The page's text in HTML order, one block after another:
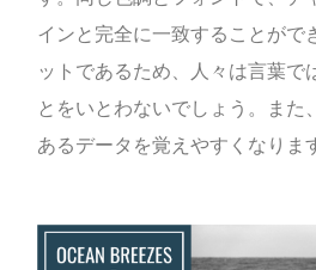
インと完全に一致することがで
ットであるため、人々は言葉で
とをいとわないでしょう。また
あるデータを覚えやすくなりま